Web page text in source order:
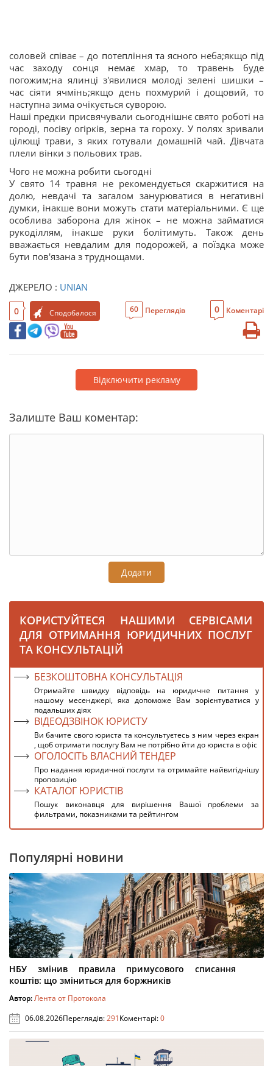
соловей співає – до потепління та ясного неба;якщо під
час заходу сонця немає хмар, то травень буде
погожим;на ялинці з'явилися молоді зелені шишки –
час сіяти ячмінь;якщо день похмурий і дощовий, то
наступна зима очікується суворою.
Наші предки присвячували сьогоднішнє свято роботі на
городі, посіву огірків, зерна та гороху. У полях зривали
цілющі трави, з яких готували домашній чай. Дівчата
плели вінки з польових трав.
Чого не можна робити сьогодні
У свято 14 травня не рекомендується скаржитися на
долю, невдачі та загалом занурюватися в негативні
думки, інакше вони можуть стати матеріальними. Є ще
особлива заборона для жінок – не можна займатися
рукоділлям, інакше руки болітимуть. Також день
вважається невдалим для подорожей, а поїздка може
бути пов'язана з труднощами.
ДЖЕРЕЛО : UNIAN
0 Сподобалося 60 Переглядів 0 Коментарі
Відключити рекламу
Залиште Ваш коментар:
Додати
КОРИСТУЙТЕСЯ НАШИМИ СЕРВІСАМИ
ДЛЯ ОТРИМАННЯ ЮРИДИЧНИХ ПОСЛУГ
ТА КОНСУЛЬТАЦІЙ
БЕЗКОШТОВНА КОНСУЛЬТАЦІЯ
Отримайте швидку відповідь на юридичне питання у
нашому месенджері, яка допоможе Вам зорієнтуватися у
подальших діях
ВІДЕОДЗВІНОК ЮРИСТУ
Ви бачите свого юриста та консультуєтесь з ним через екран
, щоб отримати послугу Вам не потрібно йти до юриста в офіс
ОГОЛОСІТЬ ВЛАСНИЙ ТЕНДЕР
Про надання юридичної послуги та отримайте найвигіднішу
пропозицію
КАТАЛОГ ЮРИСТІВ
Пошук виконавця для вирішення Вашої проблеми за
фильтрами, показниками та рейтингом
Популярні новини
НБУ змінив правила примусового списання
коштів: що зміниться для боржників
Автор:Лента от Протокола
06.08.2026Переглядів:291Коментарі:0